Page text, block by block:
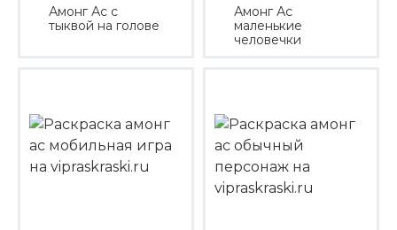
Амонг Ас с
тыквой на голове
Амонг Ас
маленькие
человечки